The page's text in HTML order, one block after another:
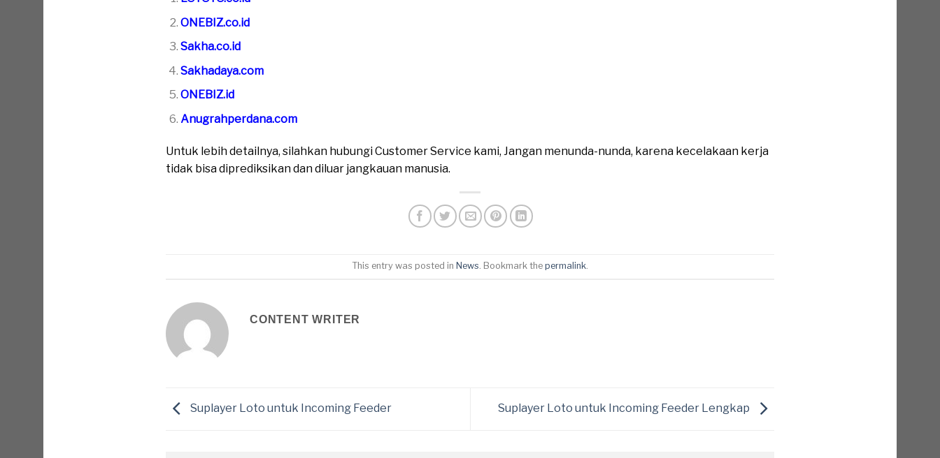
ONEBIZ.co.id
Sakha.co.id
Sakhadaya.com
ONEBIZ.id
Anugrahperdana.com
Untuk lebih detailnya, silahkan hubungi Customer Service kami, Jangan menunda-nunda, karena kecelakaan kerja
tidak bisa diprediksikan dan diluar jangkauan manusia.
This entry was posted in News. Bookmark the permalink.
CONTENT WRITER
Suplayer Loto untuk Incoming Feeder Suplayer Loto untuk Incoming Feeder Lengkap